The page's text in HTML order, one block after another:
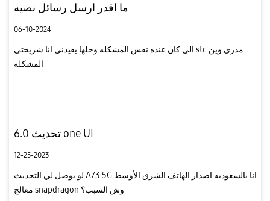
ما اقدر ارسل رسائل نصيه
06-10-2024
الي كان عنده نفس المشكله وحلها يفيدني انا شريحتي stc مدري وين
المشكله
تحديث 6.0 one UI
12-25-2023
لو يوصل لي التحديث A73 5G انا بالسعوديه اصدار الهاتف الشرق الأوسط
معالج snapdragon وش السبب؟